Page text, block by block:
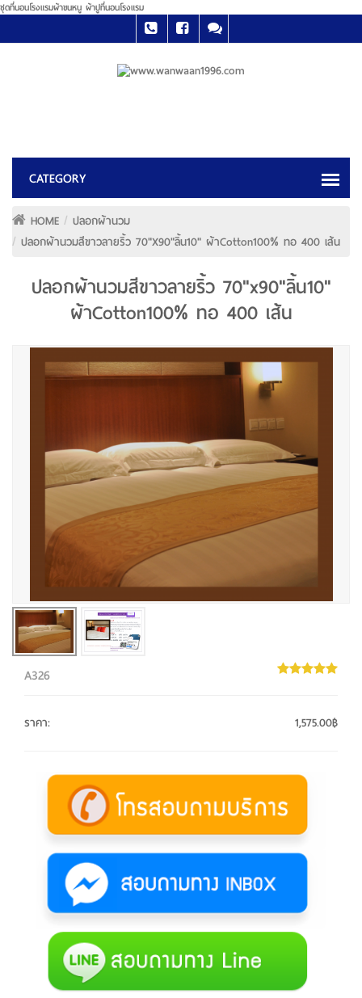
ชุดที่นอนโรงแรมผ้าขนหนู ผ้าปูที่นอนโรงแรม
HOME
ปลอกผ้านวม
ปลอกผ้านวมสีขาวลายริ้ว 70"x90"ลิ้น10" ผ้าCotton100% ทอ 400 เส้น
ปลอกผ้านวมสีขาวลายริ้ว 70"x90"ลิ้น10"
ผ้าCotton100% ทอ 400 เส้น
A326
ราคา: 1,575.00฿